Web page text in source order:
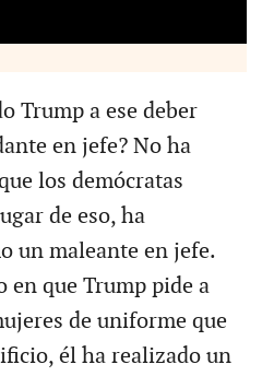
Trump a ese deber
en jefe? No ha
los demócratas
de eso, ha
un maleante en jefe.
en que Trump pide a
de uniforme que
él ha realizado un